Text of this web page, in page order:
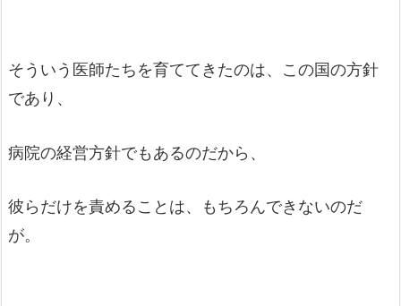
そういう医師たちを育ててきたのは、この国の方針
であり、
病院の経営方針でもあるのだから、
彼らだけを責めることは、もちろんできないのだ
が。